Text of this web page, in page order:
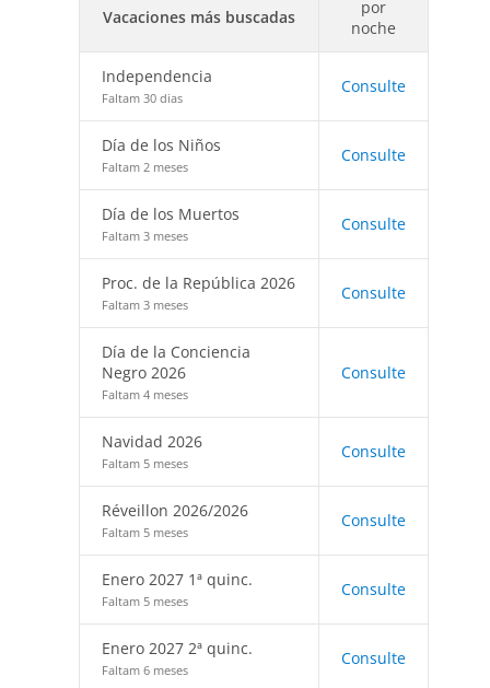
Vacaciones más buscadas
por
noche
Independencia
Faltam 30 dias
Consulte
Día de los Niños
Faltam 2 meses
Consulte
Día de los Muertos
Faltam 3 meses
Consulte
Proc. de la República 2026
Faltam 3 meses
Consulte
Día de la Conciencia
Negro 2026
Faltam 4 meses
Consulte
Navidad 2026
Faltam 5 meses
Consulte
Réveillon 2026/2026
Faltam 5 meses
Consulte
Enero 2027 1ª quinc.
Faltam 5 meses
Consulte
Enero 2027 2ª quinc.
Faltam 6 meses
Consulte